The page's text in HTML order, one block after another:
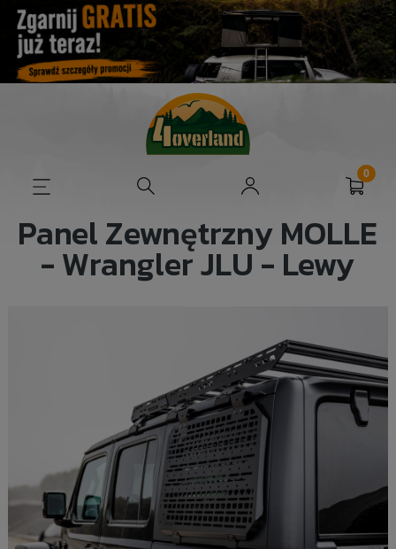
Panel Zewnętrzny MOLLE
- Wrangler JLU - Lewy